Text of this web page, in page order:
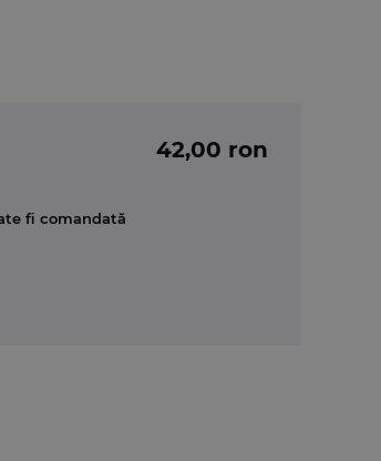
42,00 ron
fi comandată